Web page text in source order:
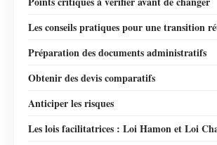
Les conseils pratiques pour une transition
Préparation des documents administratifs
Obtenir des devis comparatifs
Anticiper les risques
Les lois facilitatrices : Loi Hamon et Loi